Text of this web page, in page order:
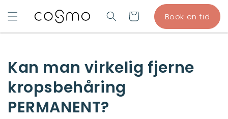
INDHOLD
Indkøbskurv Book en tid
Kan man virkelig fjerne
kropsbehåring
PERMANENT?